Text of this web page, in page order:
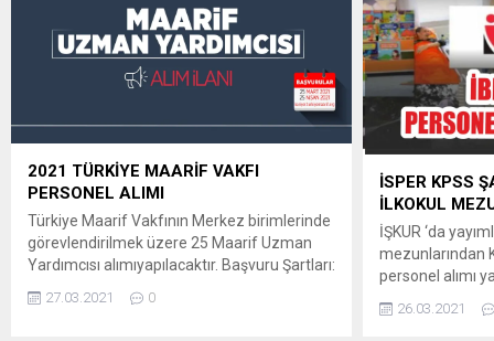
KPSS (B) grubu, KPSSP3 puan sıralaması
esas alınmak suretiyle başvuru
şartlarıaşağıda...
https://
SINAV TARİHİ
2021 TÜRKİYE MAARİF VAKFI
PERSONEL ALIMI
Türkiye Maarif Vakfının Merkez birimlerinde
görevlendirilmek üzere 25 Maarif Uzman
Yardımcısı alımıyapılacaktır. Başvuru Şartları:
Kart sahibi olmak, 2. Kamu haklarından
27.03.2021 0
İSPER KPSS
İLKOKUL
İŞKUR ‘da
mezunlarından
personel alımı
uzman
26.03.2021